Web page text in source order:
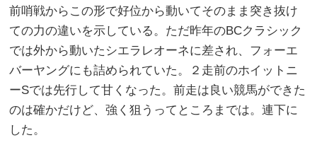
前哨戦からこの形で好位から動いてそのまま突き抜け
ての力の違いを示している。ただ昨年のBCクラシック
では外から動いたシエラレオーネに差され、フォーエ
バーヤングにも詰められていた。２走前のホイットニ
ーSでは先行して甘くなった。前走は良い競馬ができた
のは確かだけど、強く狙うってところまでは。連下に
した。